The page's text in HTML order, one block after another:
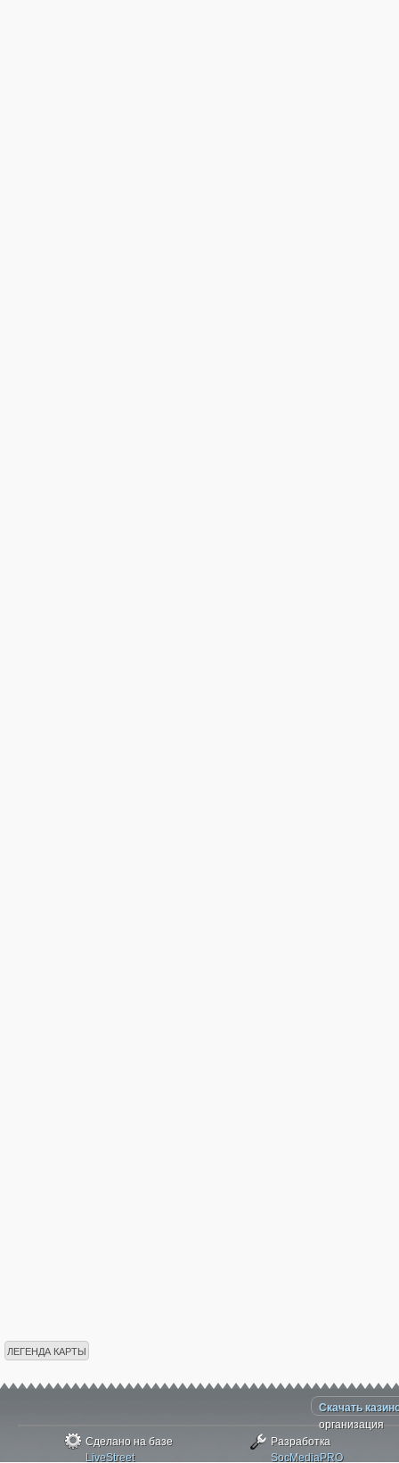
ЛЕГЕНДА КАРТЫ
Скачать
организация
Сделано на базе
LiveStreet
Разработка
SocMediaPRO